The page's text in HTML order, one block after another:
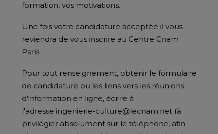
formation, vos motivations.
Une fois votre candidature acceptée il vous
reviendra de vous inscrire au Centre Cnam
Paris.
Pour tout renseignement, obtenir le formulaire
de candidature ou les liens vers les réunions
d'information en ligne, écrire à
l'adresse ingenierie-culture@lecnam.net (à
privilégier absolument sur le téléphone, afin